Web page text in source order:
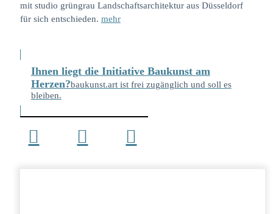
mit studio grüngrau Landschaftsarchitektur aus Düsseldorf
für sich entschieden. mehr
Ihnen liegt die Initiative Baukunst am
Herzen?baukunst.art ist frei zugänglich und soll es
bleiben.